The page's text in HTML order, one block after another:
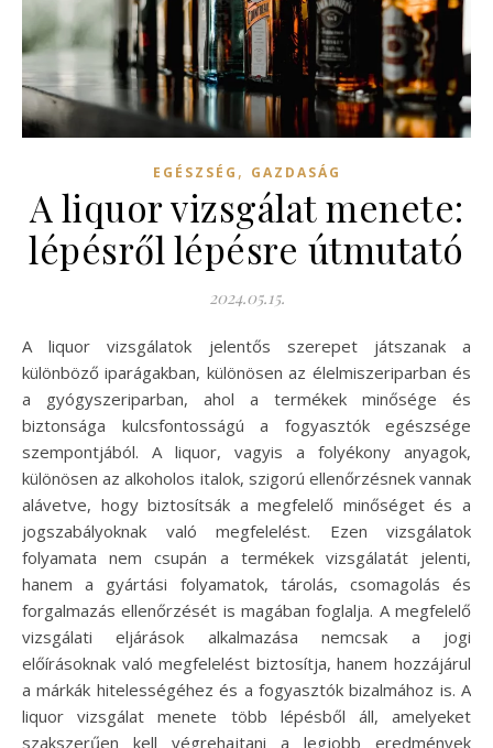
EGÉSZSÉG , GAZDASÁG
A liquor vizsgálat menete:
lépésről lépésre útmutató
2024.05.15.
A liquor vizsgálatok jelentős szerepet játszanak a
különböző iparágakban, különösen az élelmiszeriparban és
a gyógyszeriparban, ahol a termékek minősége és
biztonsága kulcsfontosságú a fogyasztók egészsége
szempontjából. A liquor, vagyis a folyékony anyagok,
különösen az alkoholos italok, szigorú ellenőrzésnek vannak
alávetve, hogy biztosítsák a megfelelő minőséget és a
jogszabályoknak való megfelelést. Ezen vizsgálatok
folyamata nem csupán a termékek vizsgálatát jelenti,
hanem a gyártási folyamatok, tárolás, csomagolás és
forgalmazás ellenőrzését is magában foglalja. A megfelelő
vizsgálati eljárások alkalmazása nemcsak a jogi
előírásoknak való megfelelést biztosítja, hanem hozzájárul
a márkák hitelességéhez és a fogyasztók bizalmához is. A
liquor vizsgálat menete több lépésből áll, amelyeket
szakszerűen kell végrehajtani a legjobb eredmények